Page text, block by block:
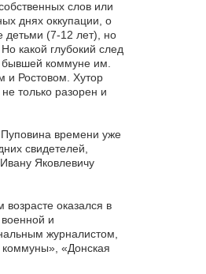
слов или
днях оккупации, о
детьми (7-12 лет), но
какой глубокий след
бывшей коммуне им.
и Ростовом. Хутор
только разорен и
времени уже
свидетелей,
Яковлевичу
оказался в
и
журналистом,
коммуны», «Донская